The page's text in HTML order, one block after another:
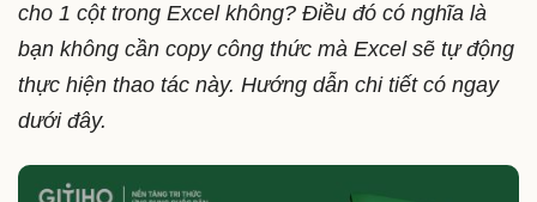
cho 1 cột trong Excel không? Điều đó có nghĩa là
bạn không cần copy công thức mà Excel sẽ tự động
thực hiện thao tác này. Hướng dẫn chi tiết có ngay
dưới đây.